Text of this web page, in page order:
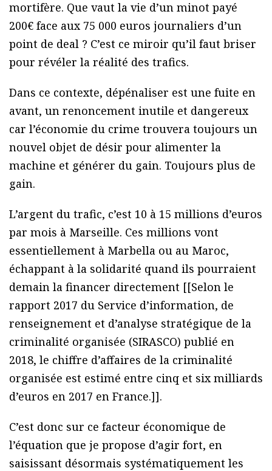
mortifère. Que vaut la vie d’un minot payé
200€ face aux 75 000 euros journaliers d’un
point de deal ? C’est ce miroir qu’il faut briser
pour révéler la réalité des trafics.
Dans ce contexte, dépénaliser est une fuite en
avant, un renoncement inutile et dangereux
car l’économie du crime trouvera toujours un
nouvel objet de désir pour alimenter la
machine et générer du gain. Toujours plus de
gain.
L’argent du trafic, c’est 10 à 15 millions d’euros
par mois à Marseille. Ces millions vont
essentiellement à Marbella ou au Maroc,
échappant à la solidarité quand ils pourraient
demain la financer directement [[Selon le
rapport 2017 du Service d’information, de
renseignement et d’analyse stratégique de la
criminalité organisée (SIRASCO) publié en
2018, le chiffre d’affaires de la criminalité
organisée est estimé entre cinq et six milliards
d’euros en 2017 en France.]].
C’est donc sur ce facteur économique de
l’équation que je propose d’agir fort, en
saisissant désormais systématiquement les